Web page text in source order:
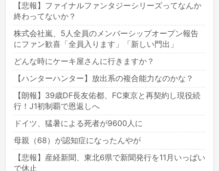
【悲報】ファイナルファンタジーシリーズってなんか
終わってないか？
株式会社嵐、5人全員のメンバーシップオープン報告
にファン歓喜「全員入ります」「新しい門出」
どんな時にケーキ屋さんに行きますか？
【ハンターハンター】放出系の複合能力なのかな？
【朗報】39歳DF長友佑都、FC東京と再契約し現役続
行！J1初制覇で恩返しへ
ドイツ、猛暑による死者が9600人に
母親（68）が認知症になったんやが
【悲報】産経新聞、東北6県で新聞発行を11月いっぱい
で休止